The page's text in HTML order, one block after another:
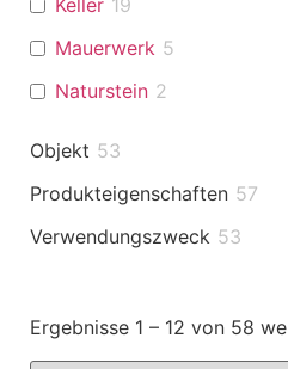
Keller 19
Mauerwerk 5
Naturstein 2
Objekt 53
Produkteigenschaften 57
Verwendungszweck 53
Ergebnisse 1 – 12 von 58